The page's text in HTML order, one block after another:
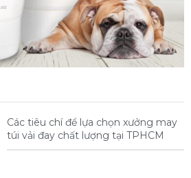
Các tiêu chí để lựa chọn xưởng may
túi vải đay chất lượng tại TPHCM